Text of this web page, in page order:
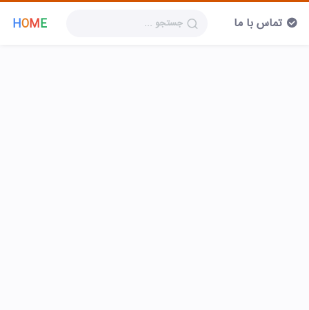
HOME تماس با ما